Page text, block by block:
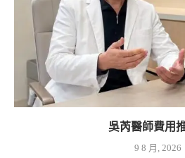
吳芮醫師費用
9 8 月, 2026